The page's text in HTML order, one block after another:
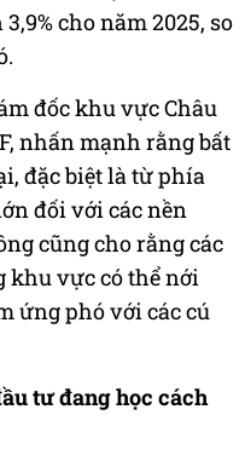
cho năm 2025, so
đốc khu vực Châu
nhấn mạnh rằng bất
đặc biệt là từ phía
đối với các nền
cũng cho rằng các
khu vực có thể nới
ứng phó với các cú
tư đang học cách